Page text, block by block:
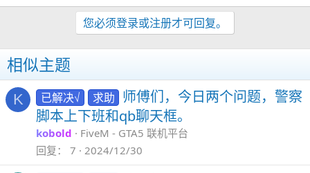
您必须登录或注册才可回复。
相似主题
K 已解决√ 求助 师傅们，今日两个问题，警察
脚本上下班和qb聊天框。
kobold
FiveM - GTA5 联机平台
回复
7 2024/12/30